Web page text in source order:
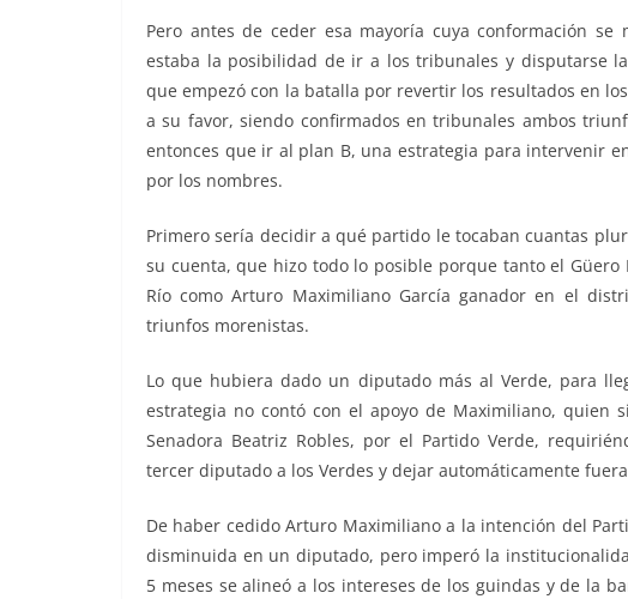
Pero antes de ceder esa mayoría cuya conformación
estaba la posibilidad de ir a los tribunales y disputarse
que empezó con la batalla por revertir los resultados en
a su favor, siendo confirmados en tribunales ambos
entonces que ir al plan B, una estrategia para intervenir
por los nombres.
Primero sería decidir a qué partido le tocaban cuantas
su cuenta, que hizo todo lo posible porque tanto el
Río como Arturo Maximiliano García ganador en el
triunfos morenistas.
Lo que hubiera dado un diputado más al Verde, para
estrategia no contó con el apoyo de Maximiliano, quien
Senadora Beatriz Robles, por el Partido Verde,
tercer diputado a los Verdes y dejar automáticamente
De haber cedido Arturo Maximiliano a la intención del
disminuida en un diputado, pero imperó la
5 meses se alineó a los intereses de los guindas y de la